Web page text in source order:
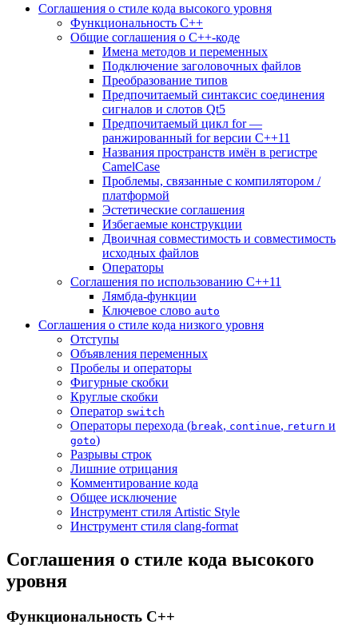
Соглашения о стиле кода высокого уровня
Функциональность C++
Общие соглашения о C++-коде
Имена методов и переменных
Подключение заголовочных файлов
Преобразование типов
Предпочитаемый синтаксис соединения
сигналов и слотов Qt5
Предпочитаемый цикл for —
ранжированный for версии C++11
Названия пространств имён в регистре
CamelCase
Проблемы, связанные с компилятором /
платформой
Эстетические соглашения
Избегаемые конструкции
Двоичная совместимость и совместимость
исходных файлов
Операторы
Соглашения по использованию C++11
Лямбда-функции
Ключевое слово auto
Соглашения о стиле кода низкого уровня
Отступы
Объявления переменных
Пробелы и операторы
Фигурные скобки
Круглые скобки
Оператор switch
Операторы перехода (break, continue, return и
goto)
Разрывы строк
Лишние отрицания
Комментирование кода
Общее исключение
Инструмент стиля Artistic Style
Инструмент стиля clang-format
Соглашения о стиле кода высокого
уровня
Функциональность C++